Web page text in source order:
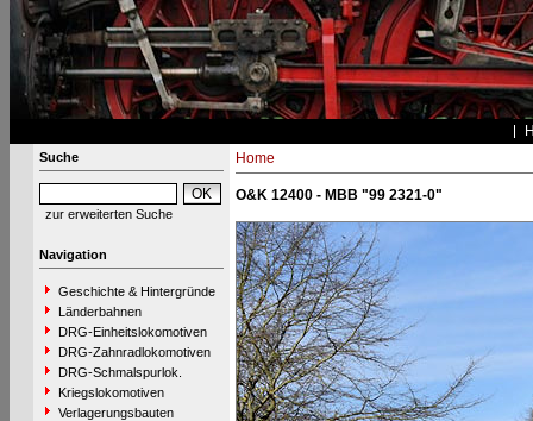
Suche
zur erweiterten Suche
Navigation
Geschichte & Hintergründe
Länderbahnen
DRG-Einheitslokomotiven
DRG-Zahnradlokomotiven
DRG-Schmalspurlok.
Kriegslokomotiven
Verlagerungsbauten
Home
O&K 12400 - MBB "99 2321-0"